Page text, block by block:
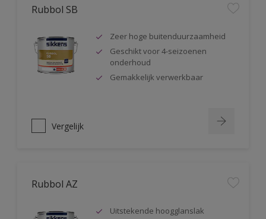
Rubbol SB
Zeer hoge buitenduurzaamheid
Geschikt voor 4-seizoenen
onderhoud
Gemakkelijk verwerkbaar
Vergelijk
Rubbol AZ
Uitstekende hoogglanslak